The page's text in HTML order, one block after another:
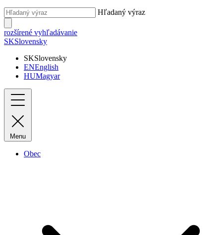
Hľadaný výraz
rozšírené vyhľadávanie
SKSlovensky
SKSlovensky
ENEnglish
HUMagyar
Menu
Obec